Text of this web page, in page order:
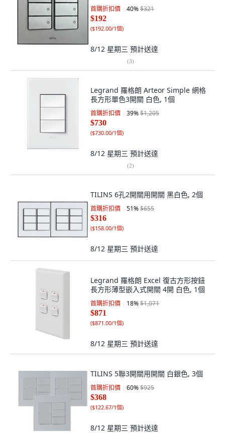
首購折扣價 40%$321
$192
($192.00/1個)
8/12 星期三 預計送達
(3)
Legrand 羅格朗 Arteor Simple 網格
長方形單色3開關 白色, 1個
首購折扣價 39%$1,205
$730
($730.00/1個)
8/12 星期三 預計送達
(2)
TILINS 6孔2開關用開關 黑白色, 2個
首購折扣價 51%$655
$316
($158.00/1個)
8/12 星期三 預計送達
Legrand 羅格朗 Excel 復古方形按鈕
長方形薄型嵌入式開關 4開 白色, 1個
首購折扣價 18%$1,071
$871
($871.00/1個)
8/12 星期三 預計送達
TILINS 5聯3開關用開關 白銀色, 3個
首購折扣價 60%$925
$368
($122.67/1個)
8/12 星期三 預計送達